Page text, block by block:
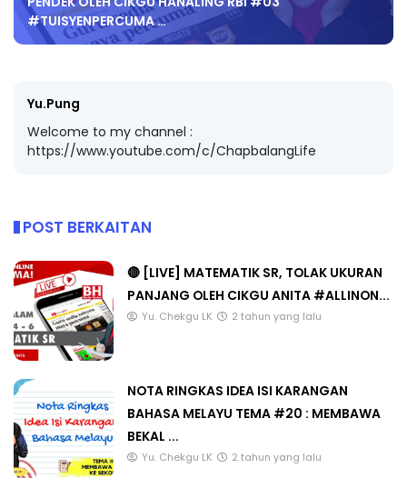
#TUISYENPERCUMA …
Yu.Pung
Welcome to my channel :
https://www.youtube.com/c/ChapbalangLife
POST BERKAITAN
🔴 [LIVE] MATEMATIK SR, TOLAK UKURAN
PANJANG OLEH CIKGU ANITA #ALLINON...
Yu. Chekgu LK 2 tahun yang lalu
NOTA RINGKAS IDEA ISI KARANGAN
BAHASA MELAYU TEMA #20 : MEMBAWA
BEKAL ...
Yu. Chekgu LK 2 tahun yang lalu